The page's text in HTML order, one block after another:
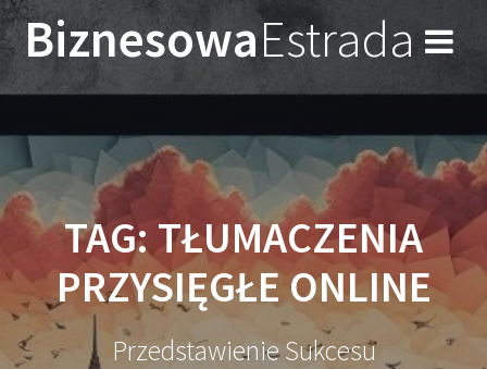
do
treści
BiznesowaEstrada
TAG:TŁUMACZENIA
PRZYSIĘGŁE ONLINE
Przedstawienie Sukcesu